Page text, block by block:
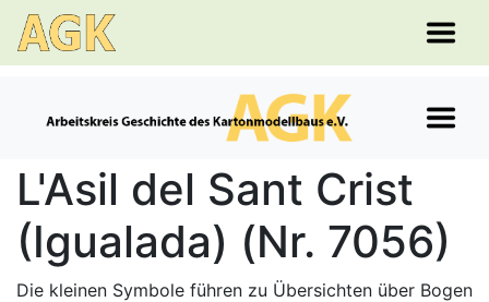
L'Asil del Sant Crist
(Igualada) (Nr. 7056)
Die kleinen Symbole führen zu Übersichten über Bogen